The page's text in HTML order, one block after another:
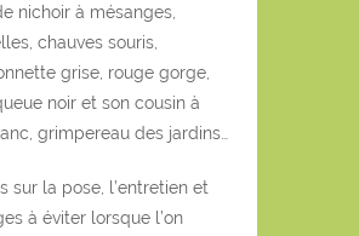
nichoir à mésanges,
chauves souris,
grise, rouge gorge,
noir et son cousin à
grimpereau des jardins…
sur la pose, l’entretien et
à éviter lorsque l’on